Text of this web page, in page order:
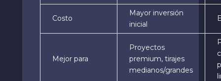
Costo
Mayor inversión
inicial
Mejor para
Proyectos
premium, tirajes
medianos/grandes